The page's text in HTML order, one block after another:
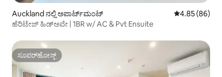
Auckland ನಲ್ಲಿ ಅಪಾರ್ಟ್‌ಮಂಟ್ 5 ರಲ್ಲಿ 4.85
4.85 (86)
ಹೆರಿಟೇಜ್ ಹಿಡ್‌ಅವೇ | 1BR w/ AC & Pvt Ensuite
ಸೂಪರ್‌ಹೋಸ್ಟ್
ಸೂಪರ್‌ಹೋಸ್ಟ್